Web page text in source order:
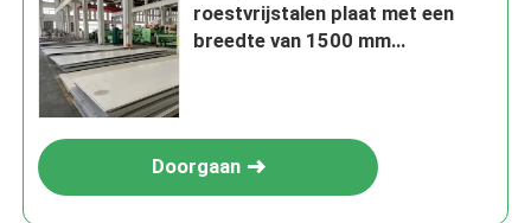
roestvrijstalen plaat met een
breedte van 1500 mm
Doorgaan